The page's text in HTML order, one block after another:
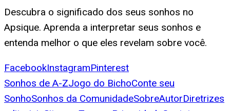
Descubra o significado dos seus sonhos no
Apsique. Aprenda a interpretar seus sonhos e
entenda melhor o que eles revelam sobre você.
FacebookInstagramPinterest
Sonhos de A-ZJogo do BichoConte seu
SonhoSonhos da ComunidadeSobreAutorDiretrizes